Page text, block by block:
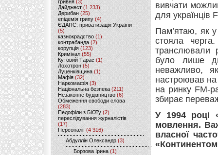
гривня (3)
Дайджест (1 233)
Дерибан (25)
епідемія грипу (4)
ЄДАПС: приватизація України
(5)
казнокрадство (1)
контрабанда (2)
корупція (123)
Кримінал (55)
Кутовий Тарас (1)
Лохотрон(5)
Луценківщина (1)
Мафія (32)
Наркомафія (3)
Національна безпека (211)
Незаконне будівництво(6)
Обмеження свободи слова
(283)
Педофіли з БЮТу (2)
переслідування журналістів
(17)
Персоналії (4 316)
Абдуллін Олександр (3)
Борзова Ірина(1)
вивчати
для українців
Пам’ятаю, як у
стояла
транслювали
було лише
неважливо,
настроював на
на ринку FМ-
збирає
У 1994 році
мовлення.
власної